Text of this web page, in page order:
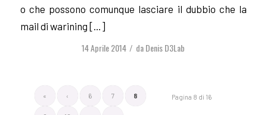
o che possono comunque lasciare il dubbio che la
mail di warining […]
14 Aprile 2014 / daDenis D3Lab
Pagina 8 di 16
« ‹ 6 7 8